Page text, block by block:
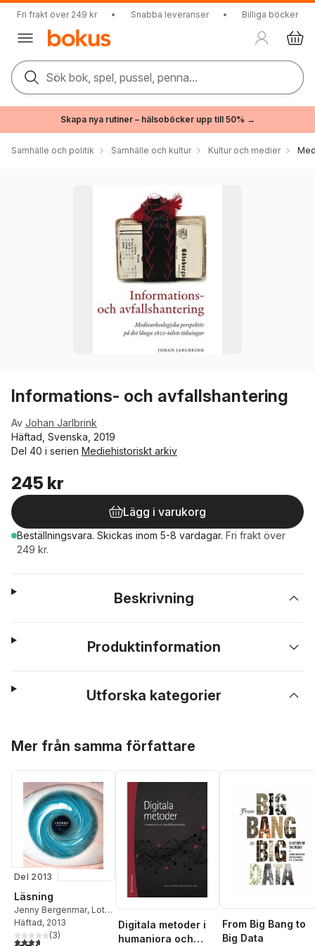
Fri frakt över 249 kr • Snabba leveranser • Billiga böcker
Sök bok, spel, pussel, penna...
Skapa nya rutiner – hälsoböcker upp till 50% →
Samhälle och politik Samhälle och kultur Kultur och medier
Informations- och avfallshantering
Av Johan Jarlbrink
Häftad, Svenska, 2019
Del 40 i serien Mediehistoriskt arkiv
245 kr
Lägg i varukorg
Beställningsvara. Skickas inom 5-8 vardagar. Fri frakt över
249 kr.
Beskrivning
Produktinformation
Utforska kategorier
Mer från samma författare
Del 2013
Läsning
Jenny Bergenmar, Lotta
Bergman,Alexandra
Borg,Thomas
Häftad, 2013
3,7utav 5 stjärnor. Totalt antal röster:
(3)
Digitala metoder i
humaniora och
From Big Bang to
Big Data